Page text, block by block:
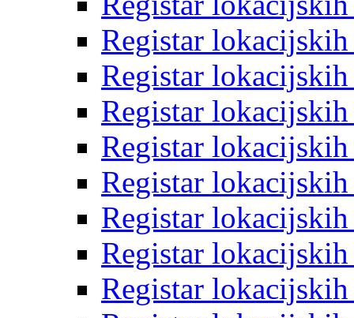
Registar
Registar
Registar
Registar
Registar
Registar
Registar
Registar